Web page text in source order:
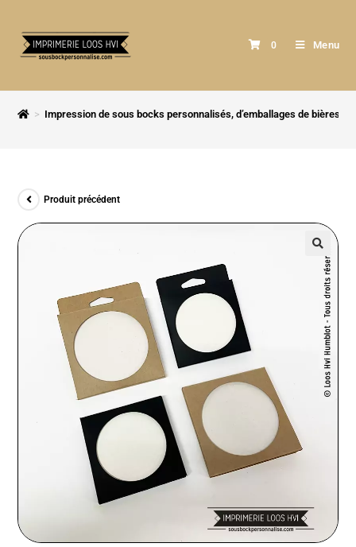
0 Menu
> Impression de sous bocks personnalisés, d’emballages de bières
Produit précédent